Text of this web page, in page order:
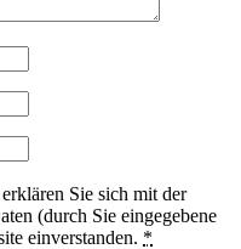
Sie sich mit der
(durch Sie eingegebene
einverstanden. *